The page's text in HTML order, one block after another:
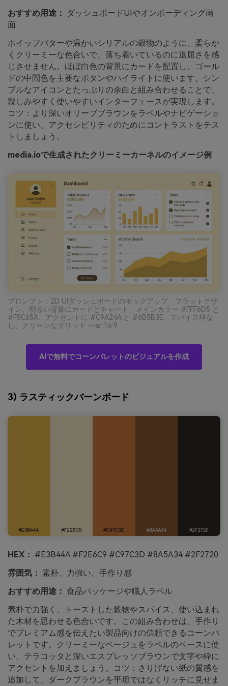
おすすめ用途：
ダッシュボードUIやオンボーディング画
面
ホイップバターや温かいシリアルの穀物のように、柔らか
くクリーミーな色合いで、落ち着いているのに退屈さを感
じさせません。ほぼ白色の背景にカードを配置し、ゴール
ドの中間色を主要なボタンやハイライトに使います。シン
プルなアイコンとたっぷりの余白と組み合わせることで、
親しみやすく使いやすいインターフェースが実現します。
コツ：より深いオリーブブラウンをラベルやナビゲーショ
ンに使い、アクセシビリティのためにコントラストをテス
トしましょう。
media.ioで生成されたクリーミーカーネルのイメージ例
プロンプト：2D UIダッシュボードのモックアップ、フラットデザ
イン、明るい背景にカードとチャート、メインカラー #FFF6D5 と
#F5C65A、アクセントに #C9A24A と #6B5B3E、デバイス枠な
し、クリーンなグリッド --ar 16:9
AIで無料でコーンパレットのビジュアルを作成
3) ラスティックバーンボード
HEX： #E3B44A #F2E6C9 #C97C3D #8A5A34 #2F2720
雰囲気： 素朴、力強い、手作り感
おすすめ用途： 食品パッケージや職人ラベル
素朴で力強く、トーストした穀物やスパイス、使い込まれ
た木材を思わせる色合いです。この組み合わせは、手作り
でプレミアム感を伝えたい製品向けの信頼できるコーンパ
レットです。クリーミーなベージュをラベルのベースに使
い、テラコッタと深いエスプレッソブラウンで文字や枠に
アクセントを加えましょう。コツ：さりげない紙の質感を
追加して、ダークブラウンを平坦ではなくリッチに見せま